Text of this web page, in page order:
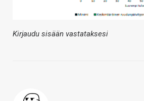
Kirjaudu sisään vastataksesi